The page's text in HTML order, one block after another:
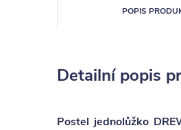
POPIS
Detailní popis
Postel jednolůžko